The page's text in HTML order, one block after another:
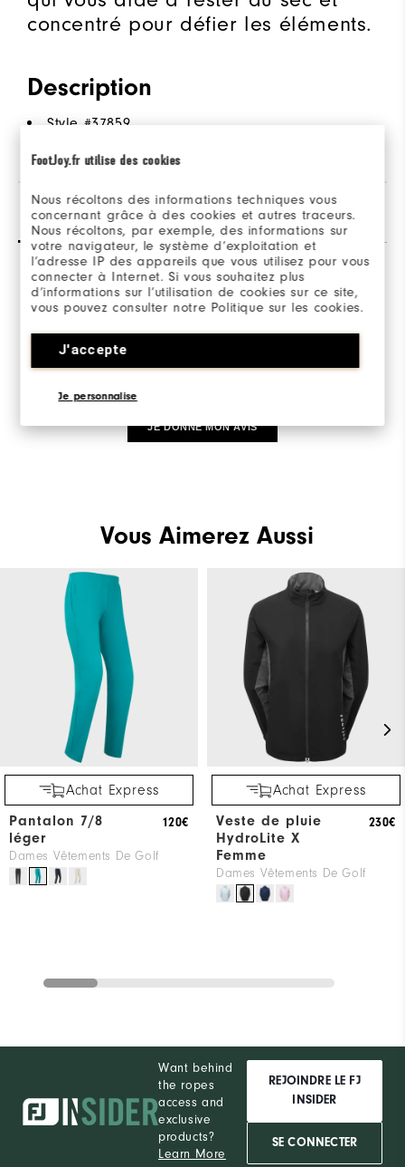
FootJoy.fr utilise des cookies
Nous récoltons des informations techniques vous
concernant grâce à des cookies et autres traceurs.
Nous récoltons, par exemple, des informations sur
votre navigateur, le système d’exploitation et
l’adresse IP des appareils que vous utilisez pour vous
connecter à Internet. Si vous souhaitez plus
d’informations sur l’utilisation de cookies sur ce site,
vous pouvez consulter notre Politique sur les cookies.
J'accepte
Je personnalise
concentré pour défier les éléments.
Description
Style #37859
Avis Q&R
Be the first to review this product
Share your thoughts with other customers.
JE DONNE MON AVIS
Vous Aimerez Aussi
Achat Express
Pantalon 7/8
léger
Dames Vêtements De Golf
120€
Achat Express
Veste de pluie
HydroLite X
Femme
Dames Vêtements De Golf
230€
Want behind
the ropes
access and
exclusive
products?
Learn More
REJOINDRE LE FJ
INSIDER
SE CONNECTER